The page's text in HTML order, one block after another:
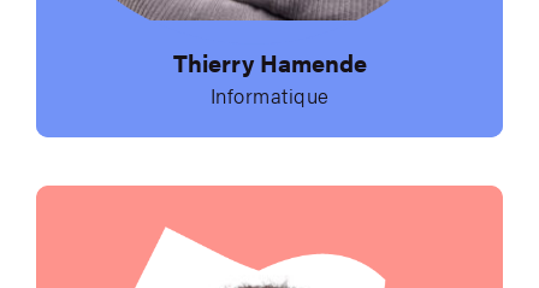
Thierry Hamende
Informatique
Envoyer un e-mail